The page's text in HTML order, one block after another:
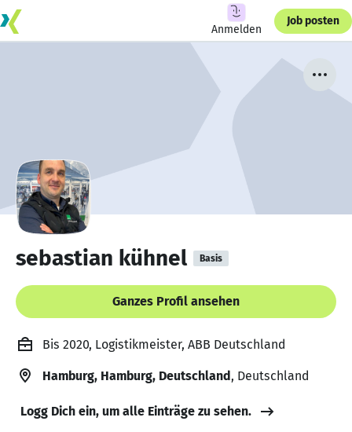
Anmelden
Job posten
sebastian kühnel Basis
Ganzes Profil ansehen
Bis 2020, Logistikmeister, ABB Deutschland
Hamburg, Hamburg, Deutschland, Deutschland
Logg Dich ein, um alle Einträge zu sehen.